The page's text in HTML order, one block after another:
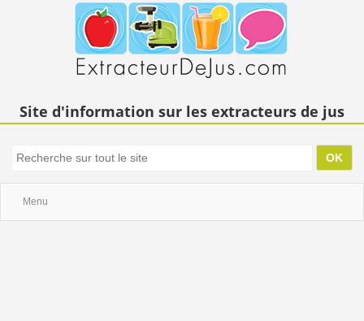
Site d'information sur les extracteurs de jus
Menu